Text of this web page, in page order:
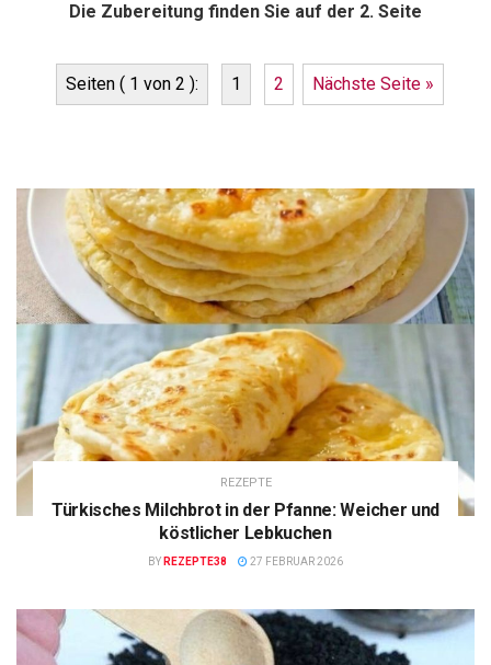
Die Zubereitung finden Sie auf der 2. Seite
Seiten ( 1 von 2 ): 1 2 Nächste Seite »
REZEPTE
Türkisches Milchbrot in der Pfanne: Weicher und
köstlicher Lebkuchen
BY REZEPTE38 27 FEBRUAR 2026